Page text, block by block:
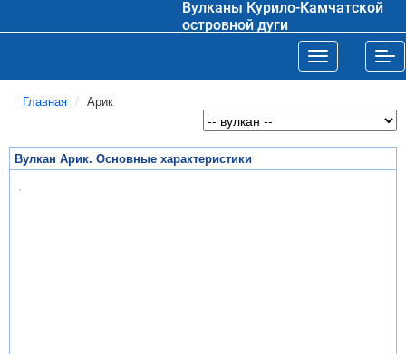
Вулканы Курило-Камчатской
островной дуги
Toggle
Главная Арик
Вулкан Арик. Основные характеристики